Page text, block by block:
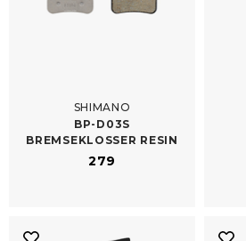
SHIMANO
BP-​D03S
BREMSEKLOSSER RESIN
279